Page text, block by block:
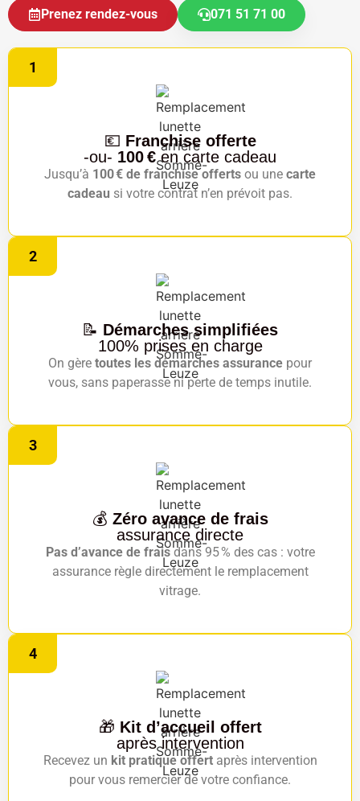
Prenez rendez-vous 071 51 71 00
1
💶 Franchise offerte
-ou- 100 €en carte cadeau
Jusqu’à 100 € de franchise offerts ou une carte
cadeau si votre contrat n’en prévoit pas.
2
📝 Démarches simplifiées
100% prises en charge
On gère toutes les démarches assurance pour
vous, sans paperasse ni perte de temps inutile.
3
💰 Zéro avance de frais
assurance directe
Pas d’avance de fraisdans 95 % des cas : votre
assurance règle directement le remplacement
vitrage.
4
🎁 Kit d’accueil offert
après intervention
Recevez un kit pratique offertaprès intervention
pour vous remercier de votre confiance.